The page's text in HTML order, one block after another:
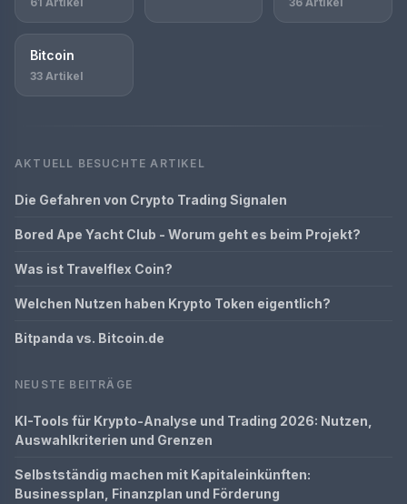
Bitcoin
33 Artikel
AKTUELL BESUCHTE ARTIKEL
Die Gefahren von Crypto Trading Signalen
Bored Ape Yacht Club - Worum geht es beim Projekt?
Was ist Travelflex Coin?
Welchen Nutzen haben Krypto Token eigentlich?
Bitpanda vs. Bitcoin.de
NEUSTE BEITRÄGE
KI-Tools für Krypto-Analyse und Trading 2026: Nutzen,
Auswahlkriterien und Grenzen
Selbstständig machen mit Kapitaleinkünften:
Businessplan, Finanzplan und Förderung